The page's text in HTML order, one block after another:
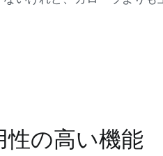
性の高い機能